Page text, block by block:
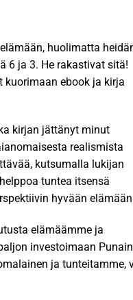
huolimatta
6 ja 3. He rakastivat sitä!
ebook ja kirja
kirjan jättänyt minut
realismista
kutsumalla lukijan
tuntea itsensä
hyvään
elämäämme ja
investoimaan
ja tunteitamme,